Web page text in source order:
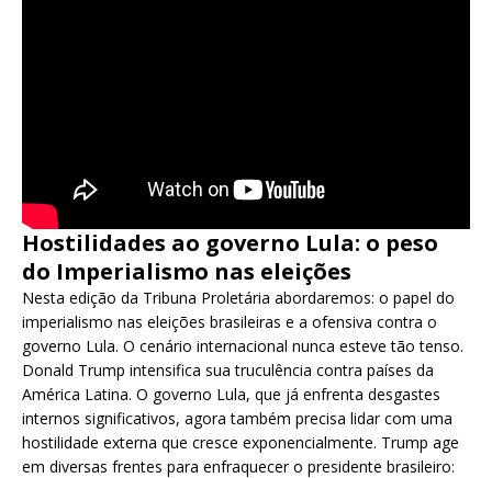
Hostilidades ao governo Lula: o peso
do Imperialismo nas eleições
Nesta edição da Tribuna Proletária abordaremos: o papel do
imperialismo nas eleições brasileiras e a ofensiva contra o
governo Lula. O cenário internacional nunca esteve tão tenso.
Donald Trump intensifica sua truculência contra países da
América Latina. O governo Lula, que já enfrenta desgastes
internos significativos, agora também precisa lidar com uma
hostilidade externa que cresce exponencialmente. Trump age
em diversas frentes para enfraquecer o presidente brasileiro: